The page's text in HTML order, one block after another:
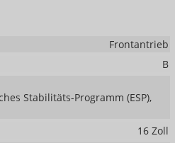
Frontantrieb
B
Stabilitäts-Programm (ESP),
16 Zoll